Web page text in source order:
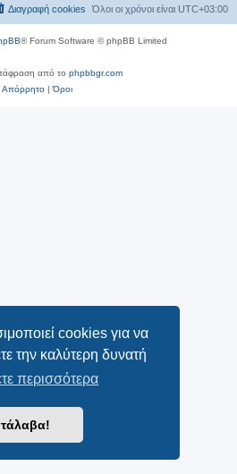
cookies για να
την καλύτερη δυνατή
περισσότερα
Όλοι οι χρόνοι είναι UTC+03:00
Διαγραφή cookies
® Forum Software © phpBB Limited
από το phpbbgr.com
Απόρρητο|Όροι